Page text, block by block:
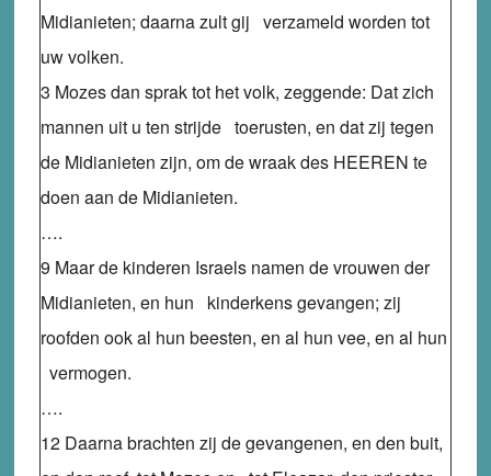
Midianieten; daarna zult gij verzameld worden tot
uw volken.
3 Mozes dan sprak tot het volk, zeggende: Dat zich
mannen uit u ten strijde toerusten, en dat zij tegen
de Midianieten zijn, om de wraak des HEEREN te
doen aan de Midianieten.
….
9 Maar de kinderen Israels namen de vrouwen der
Midianieten, en hun kinderkens gevangen; zij
roofden ook al hun beesten, en al hun vee, en al hun
vermogen.
….
12 Daarna brachten zij de gevangenen, en den buit,